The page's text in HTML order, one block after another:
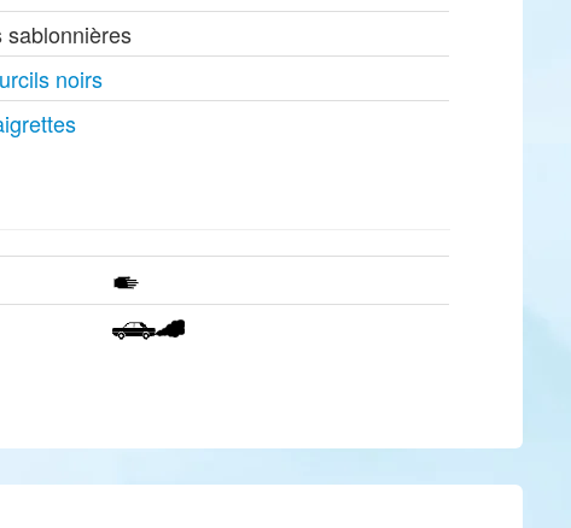
sablonnières
noirs